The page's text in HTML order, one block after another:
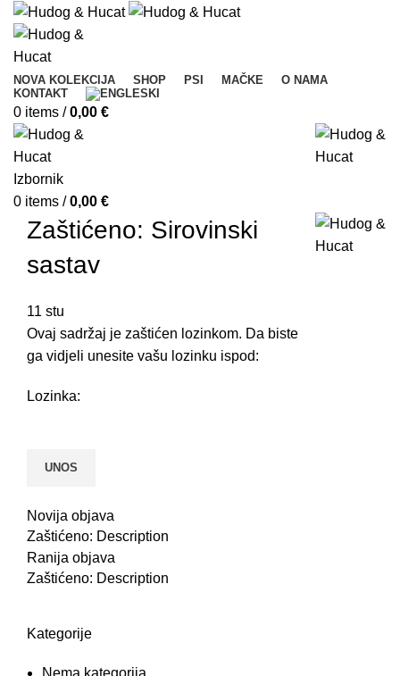
NOVA KOLEKCIJA SHOP PSI MAČKE
O NAMA
KONTAKT
0 items / 0,00 €
Izbornik
0 items / 0,00 €
Zaštićeno: Sirovinski
sastav
11 stu
Ovaj sadržaj je zaštićen lozinkom. Da biste
ga vidjeli unesite vašu lozinku ispod:
Lozinka:
Novija objava
Zaštićeno: Description
Ranija objava
Zaštićeno: Description
Kategorije